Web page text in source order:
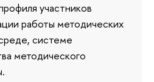
участников
работы методических
системе
методического